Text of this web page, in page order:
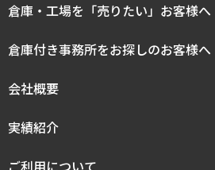
倉庫・工場を「売りたい」お客様へ
倉庫付き事務所をお探しのお客様へ
会社概要
実績紹介